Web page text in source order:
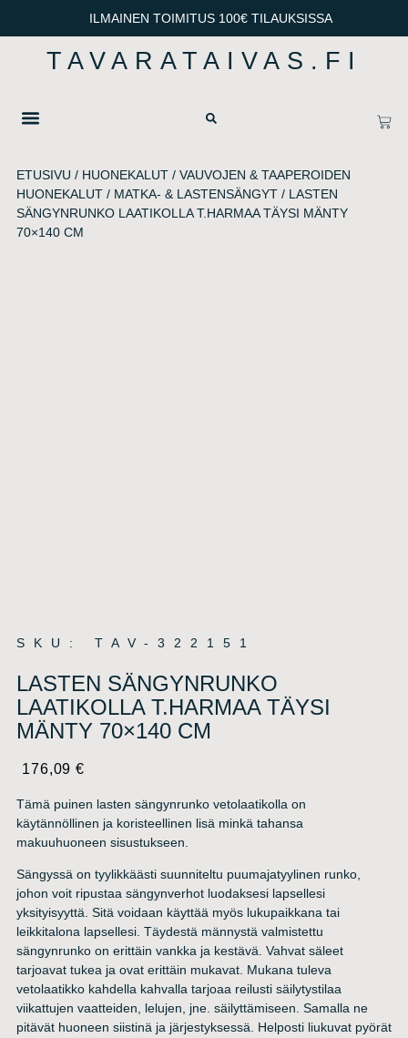
ILMAINEN TOIMITUS 100€ TILAUKSISSA
TAVARATAIVAS.FI
ETUSIVU / HUONEKALUT/ VAUVOJEN & TAAPEROIDEN
HUONEKALUT/ MATKA- & LASTENSÄNGYT/ LASTEN
SÄNGYNRUNKO LAATIKOLLA T.HARMAA TÄYSI MÄNTY
70×140 CM
SKU: TAV-322151
LASTEN SÄNGYNRUNKO
LAATIKOLLA T.HARMAA TÄYSI
MÄNTY 70×140 CM
176,09€
Tämä puinen lasten sängynrunko vetolaatikolla on
käytännöllinen ja koristeellinen lisä minkä tahansa
makuuhuoneen sisustukseen.
Sängyssä on tyylikkäästi suunniteltu puumajatyylinen runko,
johon voit ripustaa sängynverhot luodaksesi lapsellesi
yksityisyyttä. Sitä voidaan käyttää myös lukupaikkana tai
leikkitalona lapsellesi. Täydestä männystä valmistettu
sängynrunko on erittäin vankka ja kestävä. Vahvat säleet
tarjoavat tukea ja ovat erittäin mukavat. Mukana tuleva
vetolaatikko kahdella kahvalla tarjoaa reilusti säilytystilaa
viikattujen vaatteiden, lelujen, jne. säilyttämiseen. Samalla ne
pitävät huoneen siistinä ja järjestyksessä. Helposti liukuvat pyörät